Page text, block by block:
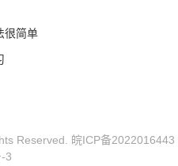
很简单
Reserved. 皖ICP备2022016443
3